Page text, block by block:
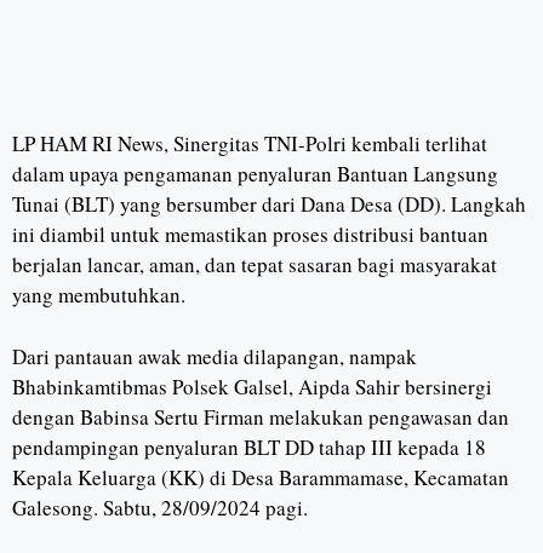
LP HAM RI News, Sinergitas TNI-Polri kembali terlihat
dalam upaya pengamanan penyaluran Bantuan Langsung
Tunai (BLT) yang bersumber dari Dana Desa (DD). Langkah
ini diambil untuk memastikan proses distribusi bantuan
berjalan lancar, aman, dan tepat sasaran bagi masyarakat
yang membutuhkan.
Dari pantauan awak media dilapangan, nampak
Bhabinkamtibmas Polsek Galsel, Aipda Sahir bersinergi
dengan Babinsa Sertu Firman melakukan pengawasan dan
pendampingan penyaluran BLT DD tahap III kepada 18
Kepala Keluarga (KK) di Desa Barammamase, Kecamatan
Galesong. Sabtu, 28/09/2024 pagi.